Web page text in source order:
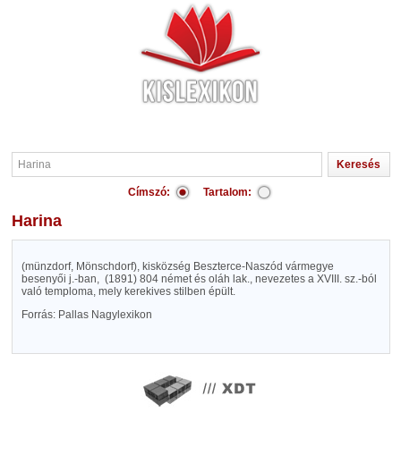
Címszó: Tartalom:
Harina
(münzdorf, Mönschdorf), kisközség Beszterce-Naszód vármegye
besenyői j.-ban, (1891) 804 német és oláh lak., nevezetes a XVIII. sz.-ból
való temploma, mely kerekives stilben épült.
Forrás: Pallas Nagylexikon